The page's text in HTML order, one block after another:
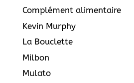
Complément alimentaire
Kevin Murphy
La Bouclette
Milbon
Mulato